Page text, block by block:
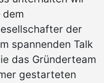
dem
der
spannenden Talk
das Gründerteam
gestarteten